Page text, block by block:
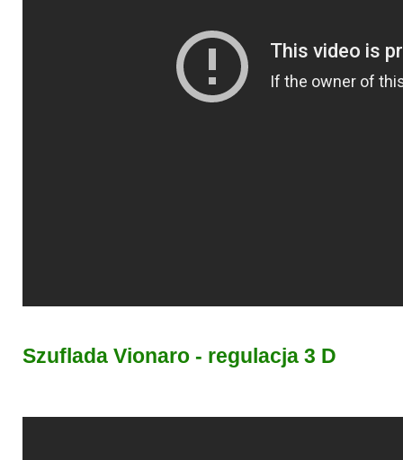
Szuflada Vionaro - regulacja 3 D